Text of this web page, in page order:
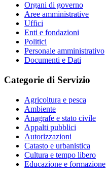
Organi di governo
Aree amministrative
Uffici
Enti e fondazioni
Politici
Personale amministrativo
Documenti e Dati
Categorie di Servizio
Agricoltura e pesca
Ambiente
Anagrafe e stato civile
Appalti pubblici
Autorizzazioni
Catasto e urbanistica
Cultura e tempo libero
Educazione e formazione